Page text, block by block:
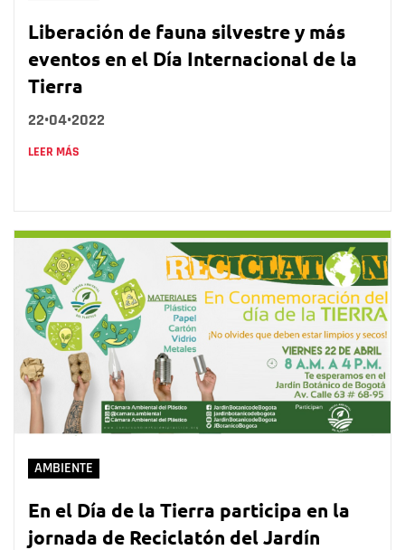
Liberación de fauna silvestre y más
eventos en el Día Internacional de la
Tierra
22•04•2022
LEER MÁS
AMBIENTE
En el Día de la Tierra participa en la
jornada de Reciclatón del Jardín